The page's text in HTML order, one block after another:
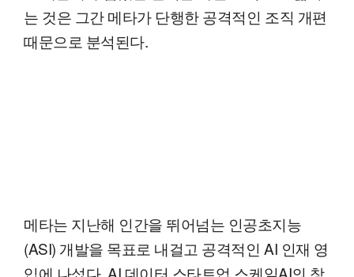
는 것은 그간 메타가 단행한 공격적인 조직 개편
때문으로 분석된다.
메타는 지난해 인간을 뛰어넘는 인공초지능
(ASI) 개발을 목표로 내걸고 공격적인 AI 인재 영